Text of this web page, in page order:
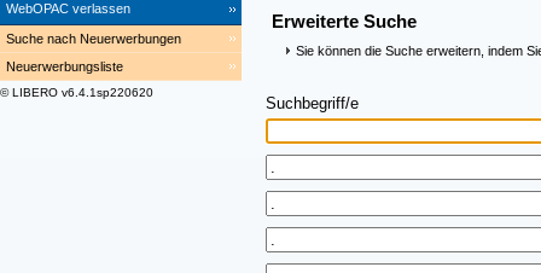
WebOPAC verlassen
Suche nach Neuerwerbungen
Neuerwerbungsliste
© LIBERO v6.4.1sp220620
Erweiterte Suche
Sie können die Suche erweitern, indem
Suchbegriff/e